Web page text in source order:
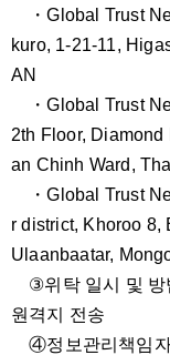
・Global Trust
kuro, 1-21-11,
AN
・Global Trust
2th Floor,
an Chinh Ward,
・Global Trust
r district, Khoroo 8,
Ulaanbaatar,
③위탁 일시 및 방
원격지 전송
④정보관리책임